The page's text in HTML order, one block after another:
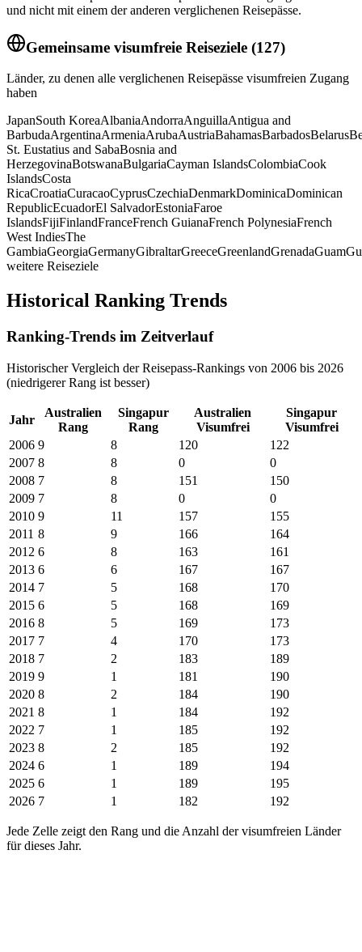
und nicht mit einem der anderen verglichenen Reisepässe.
Gemeinsame visumfreie Reiseziele (127)
Länder, zu denen alle verglichenen Reisepässe visumfreien Zugang
haben
JapanSouth KoreaAlbaniaAndorraAnguillaAntigua and
BarbudaArgentinaArmeniaArubaAustriaBahamasBarbadosBelarus
St. Eustatius and SabaBosnia and
HerzegovinaBotswanaBulgariaCayman IslandsColombiaCook
IslandsCosta
RicaCroatiaCuracaoCyprusCzechiaDenmarkDominicaDominican
RepublicEcuadorEl SalvadorEstoniaFaroe
IslandsFijiFinlandFranceFrench GuianaFrench PolynesiaFrench
West IndiesThe
GambiaGeorgiaGermanyGibraltarGreeceGreenlandGrenadaGuam
weitere Reiseziele
Historical Ranking Trends
Ranking-Trends im Zeitverlauf
Historischer Vergleich der Reisepass-Rankings von 2006 bis 2026
(niedrigerer Rang ist besser)
Jahr
Australien
Rang
Singapur
Rang
Australien
Visumfrei
Singapur
Visumfrei
2006 9 8 120
122
2007 8 8 0
0
2008 7 8 151
150
2009 7 8 0
0
2010 9 11 157
155
2011 8 9 166
164
2012 6 8 163
161
2013 6 6 167
167
2014 7 5 168
170
2015 6 5 168
169
2016 8 5 169
173
2017 7 4 170
173
2018 7 2 183
189
2019 9 1 181
190
2020 8 2 184
190
2021 8 1 184
192
2022 7 1 185
192
2023 8 2 185
192
2024 6 1 189
194
2025 6 1 189
195
2026 7 1 182 192
Jede Zelle zeigt den Rang und die Anzahl der visumfreien Länder
für dieses Jahr.